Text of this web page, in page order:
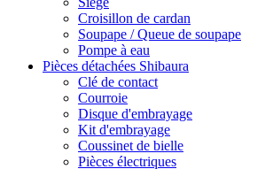
Croisillon de cardan
Soupape / Queue de soupape
Pompe à eau
Pièces détachées Shibaura
Clé de contact
Courroie
Disque d'embrayage
Kit d'embrayage
Coussinet de bielle
Pièces électriques